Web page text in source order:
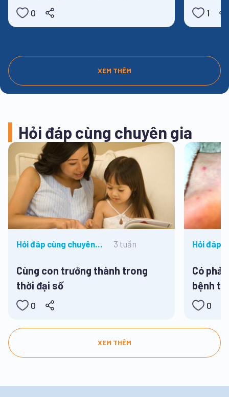
0
2025
1
XEM THÊM
Hỏi đáp cùng chuyên gia
Hỏi đáp cùng chuyên
3 tuần
Cùng con trưởng thành trong
thời đại số
0
Hỏi đáp
Có
bệnh
0
XEM THÊM